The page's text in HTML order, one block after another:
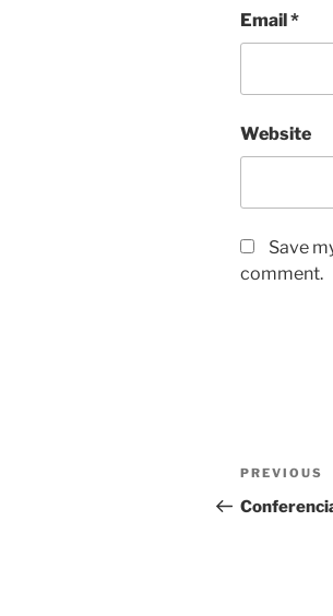
Email*
Website
Save
comment.
Post
Previous
Post
PREVIOUS